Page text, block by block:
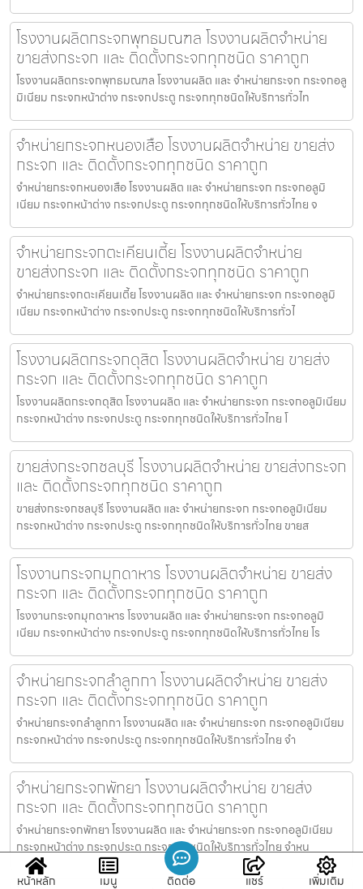
โรงงานผลิตกระจกพุทธมณฑล โรงงานผลิตจำหน่าย
ขายส่งกระจก และ ติดตั้งกระจกทุกชนิด ราคาถูก
โรงงานผลิตกระจกพุทธมณฑล โรงงานผลิต และ จำหน่ายกระจก กระจกอลู
มิเนียม กระจกหน้าต่าง กระจกประตู กระจกทุกชนิดให้บริการทั่วไท
จำหน่ายกระจกหนองเสือ โรงงานผลิตจำหน่าย ขายส่ง
กระจก และ ติดตั้งกระจกทุกชนิด ราคาถูก
จำหน่ายกระจกหนองเสือ โรงงานผลิต และ จำหน่ายกระจก กระจกอลูมิ
เนียม กระจกหน้าต่าง กระจกประตู กระจกทุกชนิดให้บริการทั่วไทย จ
จำหน่ายกระจกตะเคียนเตี้ย โรงงานผลิตจำหน่าย
ขายส่งกระจก และ ติดตั้งกระจกทุกชนิด ราคาถูก
จำหน่ายกระจกตะเคียนเตี้ย โรงงานผลิต และ จำหน่ายกระจก กระจกอลูมิ
เนียม กระจกหน้าต่าง กระจกประตู กระจกทุกชนิดให้บริการทั่วไ
โรงงานผลิตกระจกดุสิต โรงงานผลิตจำหน่าย ขายส่ง
กระจก และ ติดตั้งกระจกทุกชนิด ราคาถูก
โรงงานผลิตกระจกดุสิต โรงงานผลิต และ จำหน่ายกระจก กระจกอลูมิเนียม
กระจกหน้าต่าง กระจกประตู กระจกทุกชนิดให้บริการทั่วไทย โ
ขายส่งกระจกชลบุรี โรงงานผลิตจำหน่าย ขายส่งกระจก
และ ติดตั้งกระจกทุกชนิด ราคาถูก
ขายส่งกระจกชลบุรี โรงงานผลิต และ จำหน่ายกระจก กระจกอลูมิเนียม
กระจกหน้าต่าง กระจกประตู กระจกทุกชนิดให้บริการทั่วไทย ขายส
โรงงานกระจกมุกดาหาร โรงงานผลิตจำหน่าย ขายส่ง
กระจก และ ติดตั้งกระจกทุกชนิด ราคาถูก
โรงงานกระจกมุกดาหาร โรงงานผลิต และ จำหน่ายกระจก กระจกอลูมิ
เนียม กระจกหน้าต่าง กระจกประตู กระจกทุกชนิดให้บริการทั่วไทย โร
จำหน่ายกระจกลำลูกกา โรงงานผลิตจำหน่าย ขายส่ง
กระจก และ ติดตั้งกระจกทุกชนิด ราคาถูก
จำหน่ายกระจกลำลูกกา โรงงานผลิต และ จำหน่ายกระจก กระจกอลูมิเนียม
กระจกหน้าต่าง กระจกประตู กระจกทุกชนิดให้บริการทั่วไทย จำ
จำหน่ายกระจกพัทยา โรงงานผลิตจำหน่าย ขายส่ง
กระจก และ ติดตั้งกระจกทุกชนิด ราคาถูก
จำหน่ายกระจกพัทยา โรงงานผลิต และ จำหน่ายกระจก กระจกอลูมิเนียม
กระจกหน้าต่าง กระจกประตู กระจกทุกชนิดให้บริการทั่วไทย จำหน
หน้าหลัก เมนู ติดต่อ แชร์ เพิ่มเติม